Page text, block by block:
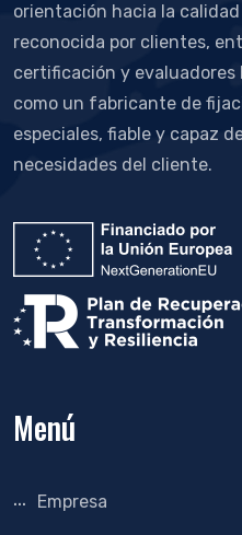
orientación hacia la
reconocida por clientes,
certificación y evaluadores
como un fabricante de
especiales, fiable y capaz
necesidades del cliente.
Menú
Empresa